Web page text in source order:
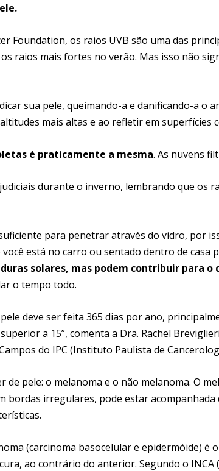
Foundation, os raios UVB são uma das
raios mais fortes no verão. Mas isso não
sua pele, queimando-a e danificando-a o
mais altas e ao refletir em superfícies
é praticamente a mesma. As nuvens
durante o inverno, lembrando que os
para penetrar através do vidro, por
está no carro ou sentado dentro de casa
solares, mas podem contribuir para o
o tempo todo.
deve ser feita 365 dias por ano,
a 15”, comenta a Dra. Rachel
do IPC (Instituto Paulista de
de pele: o melanoma e o não melanoma. O
bordas irregulares, pode estar
(carcinoma basocelular e epidermóide)
ao contrário do anterior. Segundo o